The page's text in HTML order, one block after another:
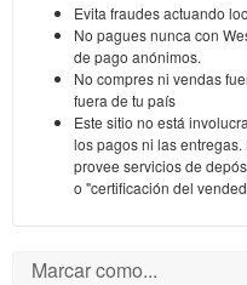
Evita fraudes actuando
No pagues nunca con
de pago anónimos.
No compres ni vendas
fuera de tu país
Este sitio no está
los pagos ni las
provee servicios de
o "certificación del
Marcar como...